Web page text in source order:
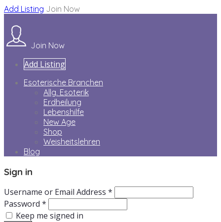
Add Listing Join Now
Join Now
Add Listing
Esoterische Branchen
Allg. Esoterik
Erdheilung
Lebenshilfe
New Age
Shop
Weisheitslehren
Blog
Sign in
Username or Email Address *
Password *
Keep me signed in